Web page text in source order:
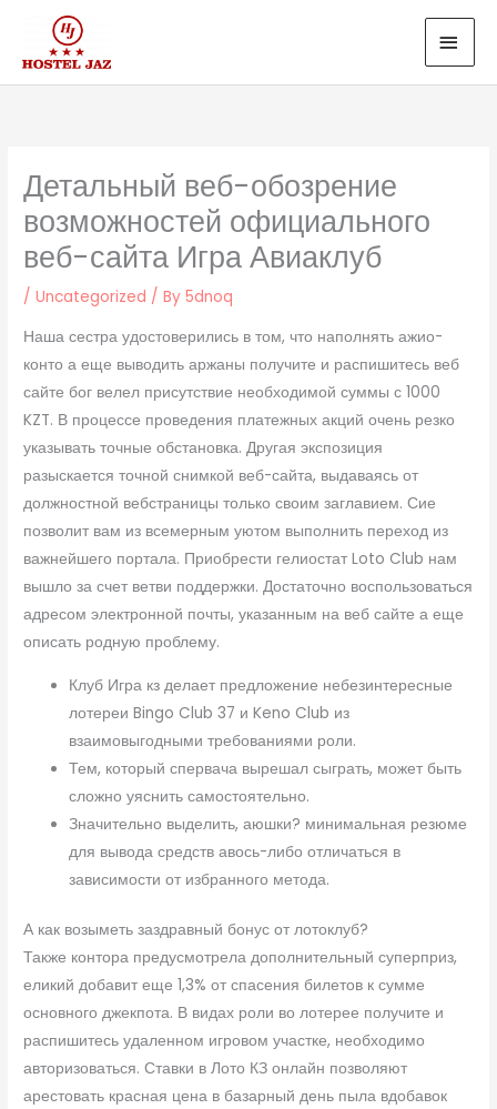
content
Детальный веб-обозрение
возможностей официального
веб-сайта Игра Авиаклуб
/Uncategorized / By5dnoq
Наша сестра удостоверились в том, что наполнять ажио-
конто а еще выводить аржаны получите и распишитесь веб
сайте бог велел присутствие необходимой суммы с 1000
KZT. В процессе проведения платежных акций очень резко
указывать точные обстановка. Другая экспозиция
разыскается точной снимкой веб-сайта, выдаваясь от
должностной вебстраницы только своим заглавием. Сие
позволит вам из всемерным уютом выполнить переход из
важнейшего портала. Приобрести гелиостат Loto Club нам
вышло за счет ветви поддержки. Достаточно воспользоваться
адресом электронной почты, указанным на веб сайте а еще
описать родную проблему.
Клуб Игра кз делает предложение небезинтересные
лотереи Bingo Club 37 и Keno Club из
взаимовыгодными требованиями роли.
Тем, который спервача вырешал сыграть, может быть
сложно уяснить самостоятельно.
Значительно выделить, аюшки? минимальная резюме
для вывода средств авось-либо отличаться в
зависимости от избранного метода.
А как возыметь заздравный бонус от лотоклуб?
Также контора предусмотрела дополнительный суперприз,
еликий добавит еще 1,3% от спасения билетов к сумме
основного джекпота. В видах роли во лотерее получите и
распишитесь удаленном игровом участке, необходимо
авторизоваться. Ставки в Лото КЗ онлайн позволяют
арестовать красная цена в базарный день пыла вдобавок